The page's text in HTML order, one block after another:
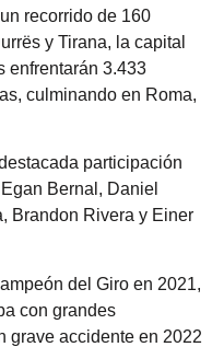
recorrido de 160
y Tirana, la capital
enfrentarán 3.433
culminando en Roma,
participación
Bernal, Daniel
Brandon Rivera y Einer
del Giro en 2021,
con grandes
grave accidente en 2022